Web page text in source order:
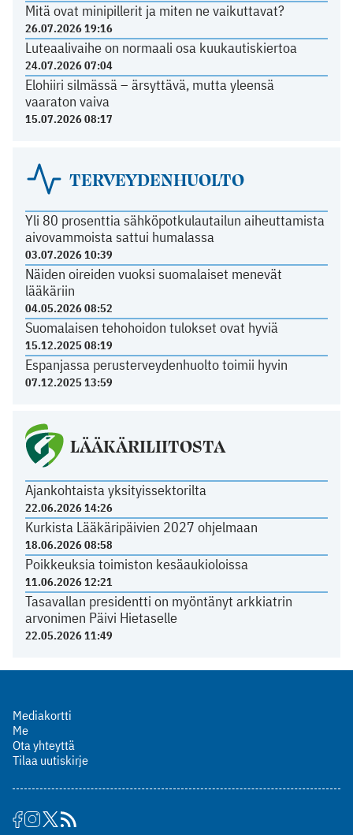
Mitä ovat minipillerit ja miten ne vaikuttavat?
26.07.2026 19:16
Luteaalivaihe on normaali osa kuukautiskiertoa
24.07.2026 07:04
Elohiiri silmässä – ärsyttävä, mutta yleensä
vaaraton vaiva
15.07.2026 08:17
TERVEYDENHUOLTO
Yli 80 prosenttia sähköpotkulautailun aiheuttamista
aivovammoista sattui humalassa
03.07.2026 10:39
Näiden oireiden vuoksi suomalaiset menevät
lääkäriin
04.05.2026 08:52
Suomalaisen tehohoidon tulokset ovat hyviä
15.12.2025 08:19
Espanjassa perusterveydenhuolto toimii hyvin
07.12.2025 13:59
LÄÄKÄRILIITOSTA
Ajankohtaista yksityissektorilta
22.06.2026 14:26
Kurkista Lääkäripäivien 2027 ohjelmaan
18.06.2026 08:58
Poikkeuksia toimiston kesäaukioloissa
11.06.2026 12:21
Tasavallan presidentti on myöntänyt arkkiatrin
arvonimen Päivi Hietaselle
22.05.2026 11:49
Mediakortti
Me
Ota yhteyttä
Tilaa uutiskirje